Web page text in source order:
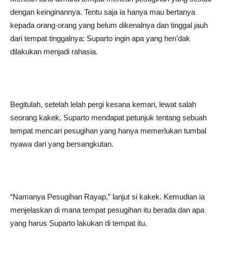
dengan keinginannya. Tentu saja ia hanya mau bertanya
kepada orang-orang yang belum dikenalnya dan tinggal jauh
dari tempat tinggalnya: Suparto ingin apa yang hen’dak
dilakukan menjadi rahasia.
Begitulah, setelah lelah pergi kesana kemari, lewat salah
seorang kakek, Suparto mendapat petunjuk tentang sebuah
tempat mencari pesugihan yang hanya memerlukan tumbal
nyawa dari yang bersangkutan.
“Namanya Pesugihan Rayap,” lanjut si kakek. Kemudian ia
menjelaskan di mana tempat pesugihan itu berada dan apa
yang harus Suparto lakukan di tempat itu.